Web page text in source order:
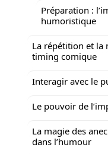
Préparation :
humoristique
La répétition et la
timing comique
Interagir avec le
Le pouvoir de
La magie des
dans l’humour